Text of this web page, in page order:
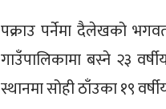
पक्राउ पर्नेमा दैलेखको
गाउँपालिकामा बस्ने २३
स्थानमा सोही ठाँउका १९